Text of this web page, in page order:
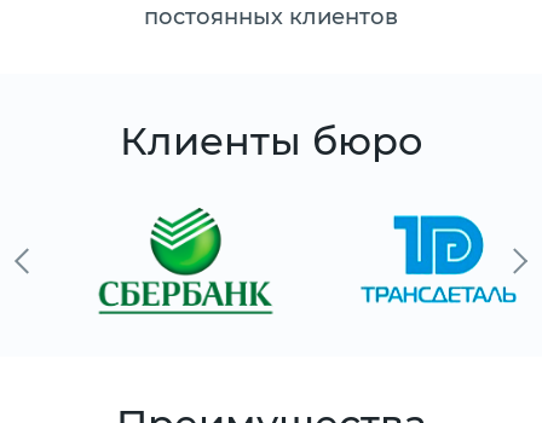
постоянных клиентов
Клиенты бюро